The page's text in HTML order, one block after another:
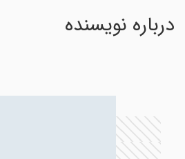
درباره نویسنده